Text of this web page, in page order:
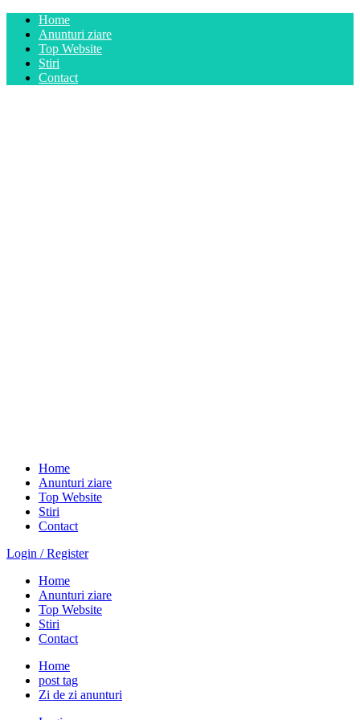
Home
Anunturi ziare
Top Website
Stiri
Contact
Home
Anunturi ziare
Top Website
Stiri
Contact
Login / Register
Home
Anunturi ziare
Top Website
Stiri
Contact
Home
post tag
Zi de zi anunturi